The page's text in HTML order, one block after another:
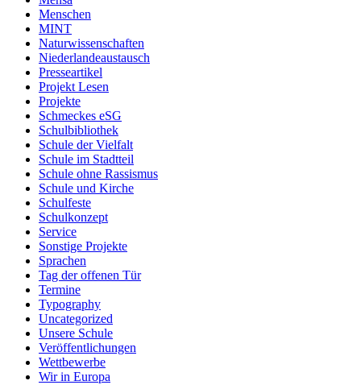
Menschen
MINT
Naturwissenschaften
Niederlandeaustausch
Presseartikel
Projekt Lesen
Projekte
Schmeckes eSG
Schulbibliothek
Schule der Vielfalt
Schule im Stadtteil
Schule ohne Rassismus
Schule und Kirche
Schulfeste
Schulkonzept
Service
Sonstige Projekte
Sprachen
Tag der offenen Tür
Termine
Typography
Uncategorized
Unsere Schule
Veröffentlichungen
Wettbewerbe
Wir in Europa